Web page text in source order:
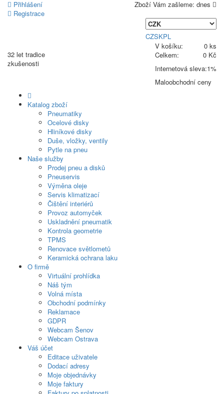
Přihlášení
Registrace
Zboží Vám zašleme: dnes
CZSKPL
32 let tradice
zkušenosti
V košíku:
0 ks
Celkem:
0 Kč
Internetová sleva:1%
Maloobchodní ceny
Katalog zboží
Pneumatiky
Ocelové disky
Hliníkové disky
Duše, vložky, ventily
Pytle na pneu
Naše služby
Prodej pneu a disků
Pneuservis
Výměna oleje
Servis klimatizací
Čištění interiérů
Provoz automyček
Uskladnění pneumatik
Kontrola geometrie
TPMS
Renovace světlometů
Keramická ochrana laku
O firmě
Virtuální prohlídka
Náš tým
Volná místa
Obchodní podmínky
Reklamace
GDPR
Webcam Šenov
Webcam Ostrava
Váš účet
Editace uživatele
Dodací adresy
Moje objednávky
Moje faktury